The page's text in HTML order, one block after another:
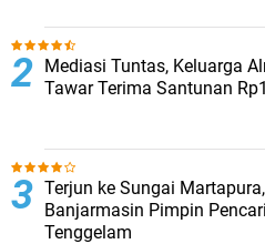
Mediasi Tuntas, Keluarga
Tawar Terima Santunan
Terjun ke Sungai
Banjarmasin Pimpin
Tenggelam